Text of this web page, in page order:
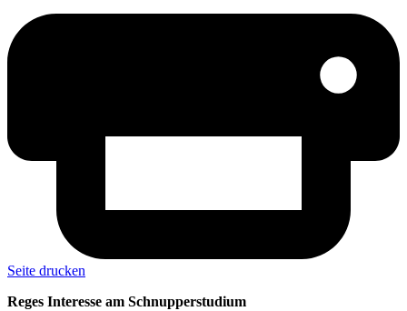
Seite drucken
Reges Interesse am Schnupperstudium